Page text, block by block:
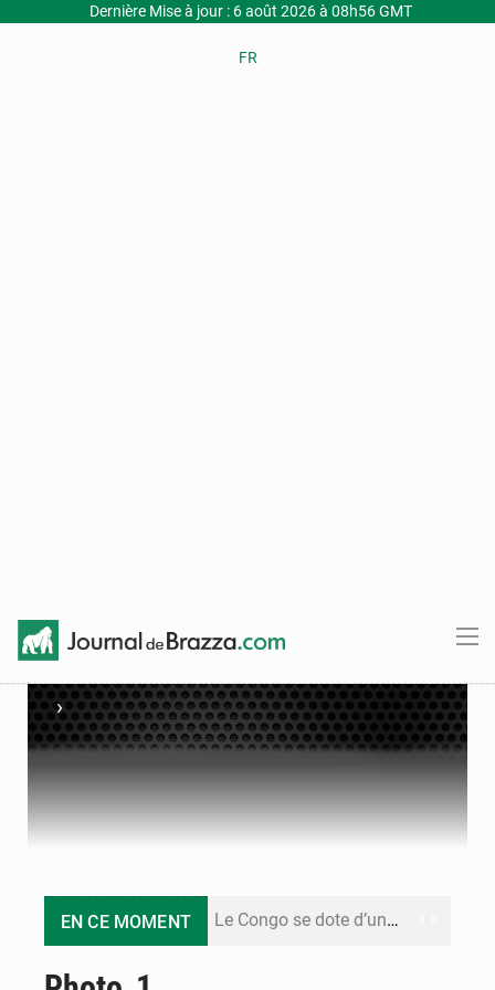
Dernière Mise à jour : 6 août 2026 à 08h56 GMT
FR
›
EN CE MOMENT Le Congo se dote d’un programme national pour valoriser les produits forestiers non ligneux